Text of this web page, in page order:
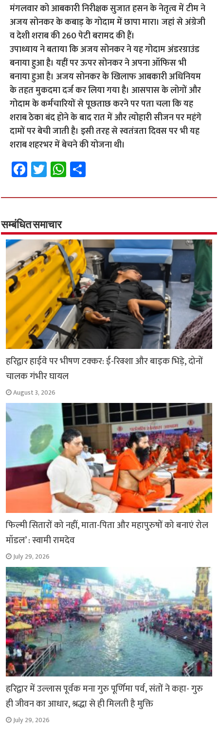
मंगलवार को आबकारी निरीक्षक सुजात हसन के नेतृत्व में टीम ने
अजय सोनकर के कबाड़ के गोदाम में छापा मारा। जहां से अंग्रेजी
व देशी शराब की 260 पेटी बरामद की हैं।
उपाध्याय ने बताया कि अजय सोनकर ने यह गोदाम अंडरग्राउंड
बनाया हुआ है। यहीं पर ऊपर सोनकर ने अपना ऑफिस भी
बनाया हुआ है। अजय सोनकर के खिलाफ आबकारी अधिनियम
के तहत मुकदमा दर्ज कर लिया गया है।आसपास के लोगों और
गोदाम के कर्मचारियों से पूछताछ करने पर पता चला कि यह
शराब ठेका बंद होने के बाद रात में और त्योहारी सीजन पर महंगे
दामों पर बेची जाती है। इसी तरह से स्वतंत्रता दिवस पर भी यह
शराब शहरभर में बेचने की योजना थी।
Fa
ce
b
o
o
k
T
wi
tt
er
W
h
at
p
p
ar
सम्बंधित समाचार
हरिद्वार हाईवे पर भीषण टक्कर: ई-रिक्शा और बाइक भिड़े, दोनों
चालक गंभीर घायल
August 3, 2026
फिल्मी सितारों को नहीं, माता-पिता और महापुरुषों को बनाएं रोल
मॉडल’ : स्वामी रामदेव
July 29, 2026
हरिद्वार में उल्लास पूर्वक मना गुरु पूर्णिमा पर्व, संतों ने कहा- गुरु
ही जीवन का आधार, श्रद्धा से ही मिलती है मुक्ति
July 29, 2026